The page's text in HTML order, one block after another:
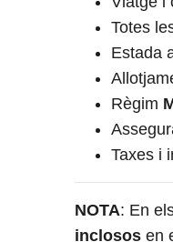
Totes
Estada
Règim
Taxes i
NOTA: En
inclosos en